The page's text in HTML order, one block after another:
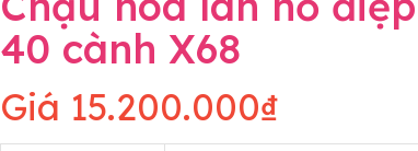
40 cành X68
Giá 15.200.000₫